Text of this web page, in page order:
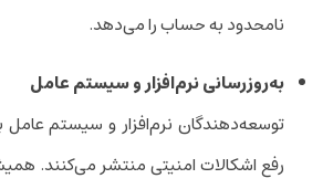
نامحدود به حساب را می‌دهد.
به‌روز‌رسانی نرم‌افزار و سیستم عامل
توسعه‌دهندگان نرم‌افزار و سیستم عامل
رفع اشکالات امنیتی منتشر می‌کنند.